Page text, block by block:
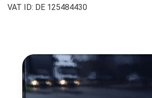
VAT ID: DE 125484430